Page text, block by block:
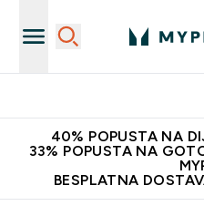
40% POPUSTA NA
33% POPUSTA NA
BESPLATNA